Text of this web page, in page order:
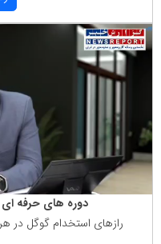
دوره های حرفه ای
رازهای استخدام گوگل در